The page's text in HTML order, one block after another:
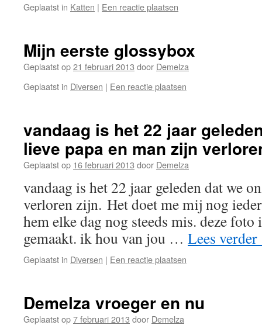
Geplaatst in Katten | Een reactie plaatsen
Mijn eerste glossybox
Geplaatst op21 februari 2013 door Demelza
Geplaatst in Diversen | Een reactie plaatsen
vandaag is het 22 jaar
lieve papa en man zijn
Geplaatst op 16 februari 2013 door Demelza
vandaag is het 22 jaar geleden dat we
verloren zijn. Het doet me mij nog
hem elke dag nog steeds mis. deze foto
gemaakt. ik hou van jou … Lees verder
Geplaatst in Diversen | Een reactie plaatsen
Demelza vroeger en nu
Geplaatst op7 februari 2013 door Demelza